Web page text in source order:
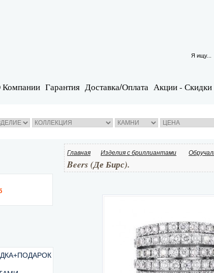
Гарантия Доставка/Оплата Акции - Скидки
Главная Изделия с бриллиантами
Beers (Де Бирс).